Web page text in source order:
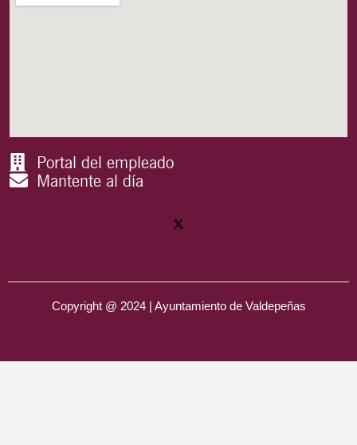
Portal del empleado
Mantente al día
Copyright @ 2024 | Ayuntamiento de Valdepeñas